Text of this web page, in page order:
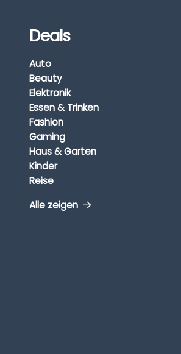
Deals
Auto
Beauty
Elektronik
Essen & Trinken
Fashion
Gaming
Haus & Garten
Kinder
Reise
Alle zeigen